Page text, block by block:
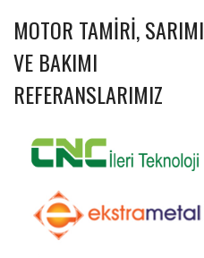
MOTOR TAMIRI, SARIMI
VE BAKIMI
REFERANSLARIMIZ